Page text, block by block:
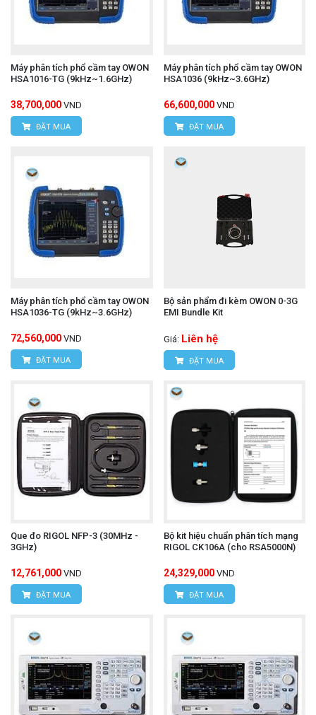
Máy phân tích phổ cầm tay OWON
HSA1016-TG (9kHz~1.6GHz)
38,700,000 VND
ĐẶT MUA
Máy phân tích phổ cầm tay OWON
HSA1036 (9kHz~3.6GHz)
66,600,000 VND
ĐẶT MUA
Máy phân tích phổ cầm tay OWON
HSA1036-TG (9kHz~3.6GHz)
72,560,000 VND
ĐẶT MUA
Bộ sản phẩm đi kèm OWON 0-3G
EMI Bundle Kit
Giá: Liên hệ
ĐẶT MUA
Que đo RIGOL NFP-3 (30MHz -
3GHz)
12,761,000 VND
ĐẶT MUA
Bộ kit hiệu chuẩn phân tích mạng
RIGOL CK106A (cho RSA5000N)
24,329,000 VND
ĐẶT MUA